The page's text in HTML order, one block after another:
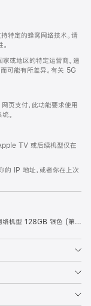
特定的蜂窝网络技术。请
或地区的特定运营商。速
可能有所差异。有关 5G
支付，此功能要求使用
。
TV 或后续机型仅在
的 IP 地址，或者你在上次
型 128GB 银色 (第六代)